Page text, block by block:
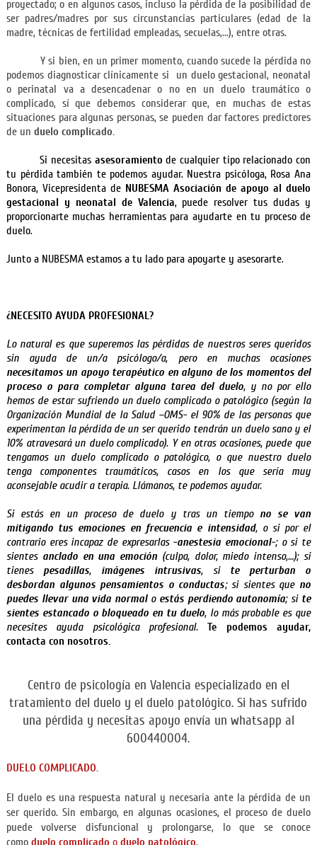
proyectado; o en algunos casos, incluso la pérdida de la posibilidad de
ser padres/madres por sus circunstancias particulares (edad de la
madre, técnicas de fertilidad empleadas, secuelas,...), entre otras.
Y si bien, en un primer momento, cuando sucede la pérdida no
podemos diagnosticar clínicamente si un duelo gestacional, neonatal
o perinatal va a desencadenar o no en un duelo traumático o
complicado, sí que debemos considerar que, en muchas de estas
situaciones para algunas personas, se pueden dar factores predictores
de un duelo complicado.
Si necesitas asesoramiento de cualquier tipo relacionado con
tu pérdida también te podemos ayudar. Nuestra psicóloga, Rosa Ana
Bonora, Vicepresidenta de NUBESMA Asociación de apoyo al duelo
gestacional y neonatal de Valencia, puede resolver tus dudas y
proporcionarte muchas herramientas para ayudarte en tu proceso de
duelo.
Junto a NUBESMA estamos a tu lado para apoyarte y asesorarte.
¿NECESITO AYUDA PROFESIONAL?
Lo natural es que superemos las pérdidas de nuestros seres queridos
sin ayuda de un/a psicólogo/a, pero en muchas ocasiones
necesitamos un apoyo terapéutico en alguno de los momentos del
proceso o para completar alguna tarea del duelo, y no por ello
hemos de estar sufriendo un duelo complicado o patológico (según la
Organización Mundial de la Salud –OMS- el 90% de las personas que
experimentan la pérdida de un ser querido tendrán un duelo sano y el
10% atravesará un duelo complicado). Y en otras ocasiones, puede que
tengamos un duelo complicado o patológico, o que nuestro duelo
tenga componentes traumáticos, casos en los que sería muy
aconsejable acudir a terapia. Llámanos, te podemos ayudar.
Si estás en un proceso de duelo y tras un tiempo no se van
mitigando tus emociones en frecuencia e intensidad, o si por el
contrario eres incapaz de expresarlas -anestesia emocional-; o si te
sientes anclado en una emoción (culpa, dolor, miedo intenso,…); si
tienes pesadillas, imágenes intrusivas, si te perturban o
desbordan algunos pensamientos o conductas; si sientes que no
puedes llevar una vida normalo estás perdiendo autonomía; si te
sientes estancado o bloqueado en tu duelo, lo más probable es que
necesites ayuda psicológica profesional.
Te podemos ayudar,
contacta con nosotros.
Centro de psicología en Valencia especializado en el
tratamiento del duelo y el duelo patológico. Si has sufrido
una pérdida y necesitas apoyo envía un whatsapp al
600440004.
DUELO COMPLICADO.
El duelo es una respuesta natural y necesaria ante la pérdida de un
ser querido. Sin embargo, en algunas ocasiones, el proceso de duelo
puede volverse disfuncional y prolongarse, lo que se conoce